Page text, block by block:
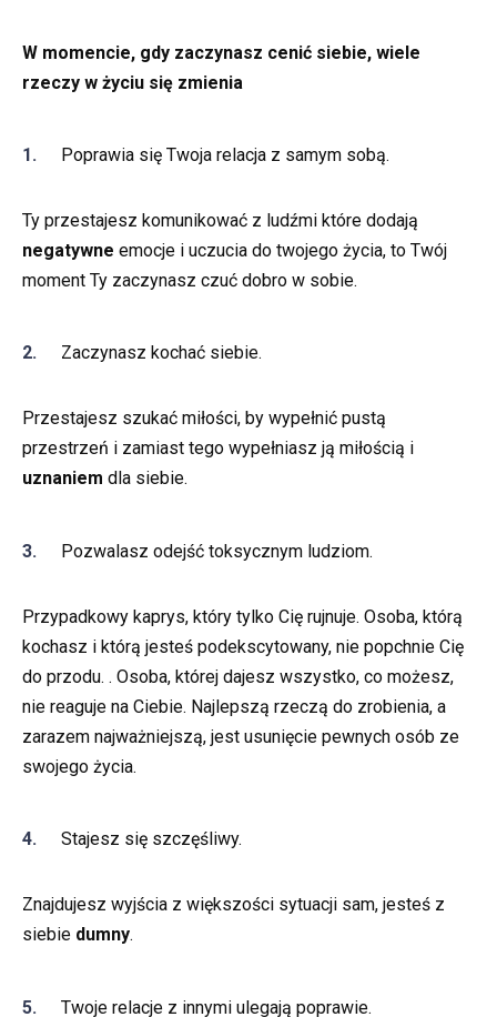
W momencie, gdy zaczynasz cenić siebie, wiele
rzeczy w życiu się zmienia
Poprawia się Twoja relacja z samym sobą.
Ty przestajesz komunikować z ludźmi które dodają
negatywne emocje i uczucia do twojego życia, to Twój
moment Ty zaczynasz czuć dobro w sobie.
Zaczynasz kochać siebie.
Przestajesz szukać miłości, by wypełnić pustą
przestrzeń i zamiast tego wypełniasz ją miłością i
uznaniem dla siebie.
Pozwalasz odejść toksycznym ludziom.
Przypadkowy kaprys, który tylko Cię rujnuje. Osoba, którą
kochasz i którą jesteś podekscytowany, nie popchnie Cię
do przodu. . Osoba, której dajesz wszystko, co możesz,
nie reaguje na Ciebie. Najlepszą rzeczą do zrobienia, a
zarazem najważniejszą, jest usunięcie pewnych osób ze
swojego życia.
Stajesz się szczęśliwy.
Znajdujesz wyjścia z większości sytuacji sam, jesteś z
siebie dumny.
Twoje relacje z innymi ulegają poprawie.